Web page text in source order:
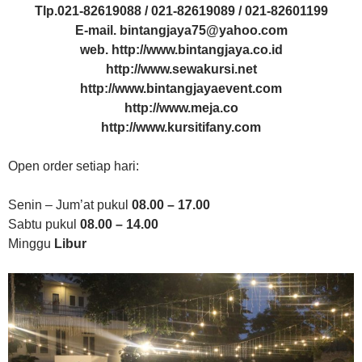
Tlp.021-82619088 / 021-82619089 / 021-82601199
E-mail. bintangjaya75@yahoo.com
web. http://www.bintangjaya.co.id
http://www.sewakursi.net
http://www.bintangjayaevent.com
http://www.meja.co
http://www.kursitifany.com
Open order setiap hari:
Senin – Jum’at pukul 08.00 – 17.00
Sabtu pukul 08.00 – 14.00
Minggu Libur